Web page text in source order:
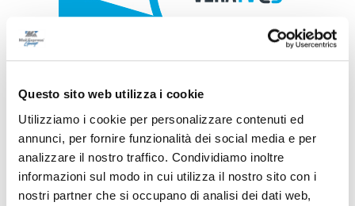
Questo sito web utilizza i cookie
Utilizziamo i cookie per personalizzare contenuti ed
annunci, per fornire funzionalità dei social media e per
analizzare il nostro traffico. Condividiamo inoltre
informazioni sul modo in cui utilizza il nostro sito con i
nostri partner che si occupano di analisi dei dati web,